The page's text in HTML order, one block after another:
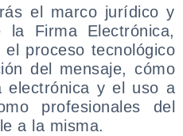
el marco jurídico y
la Firma Electrónica,
proceso tecnológico
del mensaje, cómo
electrónica y el uso a
profesionales del
a la misma.